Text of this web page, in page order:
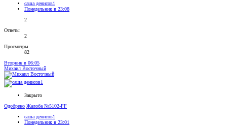
саша денисов1
Понедельник в 23:08
2
Ответы
2
Просмотры
82
Вторник в 06:05
Михаил Восточный
Закрыто
Одобрено Жалоба №5102-FF
саша денисов1
Понедельник в 23:01